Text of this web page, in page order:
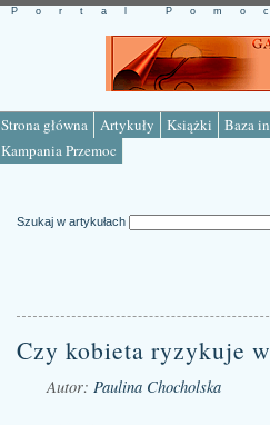
Strona główna Artykuły Książki
Baza
Kampania Przemoc
Portal
Szukaj w artykułach
Czy kobieta ryzykuje
Autor: Paulina Chocholska